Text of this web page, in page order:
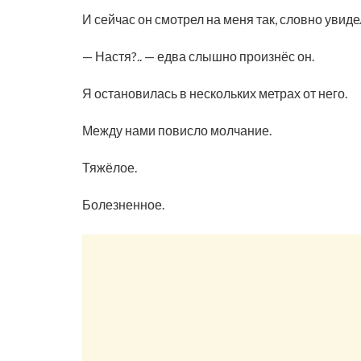
И сейчас он смотрел на меня так, словно
— Настя?.. — едва слышно произнёс он.
Я остановилась в нескольких метрах от него.
Между нами повисло молчание.
Тяжёлое.
Болезненное.